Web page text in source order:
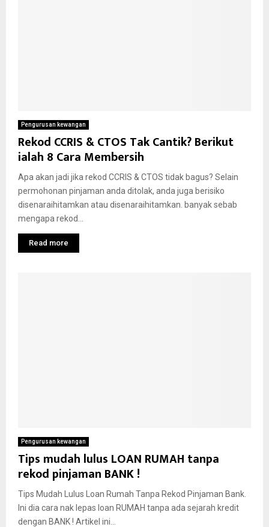
Pengurusan kewangan
Rekod CCRIS & CTOS Tak Cantik? Berikut
ialah 8 Cara Membersih
Apa akan jadi jika rekod CCRIS & CTOS tidak bagus? Selain
permohonan pinjaman anda ditolak, anda juga berisiko
disenaraihitamkan atau disenaraihitamkan. banyak sebab
mengapa rekod...
Read more
Pengurusan kewangan
Tips mudah lulus LOAN RUMAH tanpa
rekod pinjaman BANK !
Tips Mudah Lulus Loan Rumah Tanpa Rekod Pinjaman Bank.
Ini dia cara nak lepas loan RUMAH tanpa ada sejarah kredit
dengan BANK ! Artikel ini...